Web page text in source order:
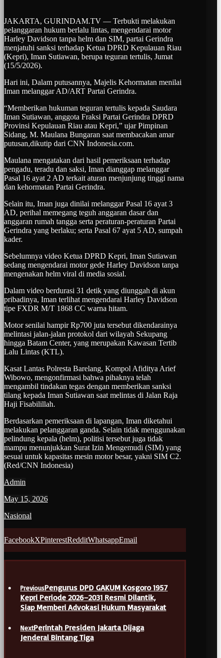
JAKARTA, GURINDAM.TV — Terbukti melakukan
pelanggaran hukum berlalu lintas, mengendarai motor
Harley Davidson tanpa helm dan SIM, partai Gerindra
menjatuhi sanksi terhadap Ketua DPRD Kepulauan Riau
(Kepri), Iman Sutiawan, berupa teguran tertulis, Jumat
(15/5/2026).
Hari ini, Dalam putusannya, Majelis Kehormatan menilai
Iman melanggar AD/ART Partai Gerindra.
“Memberikan hukuman teguran tertulis kepada Saudara
Iman Sutiawan, anggota Fraksi Partai Gerindra DPRD
Provinsi Kepulauan Riau atau Kepri,” ujar Pimpinan
Sidang, M. Maulana Bungaran saat membacakan amar
putusan,dikutip dari CNN Indonesia.com.
Maulana mengatakan dari hasil pemeriksaan terhadap
pengadu, teradu dan saksi, Iman dianggap melanggar
Pasal 16 ayat 2 AD terkait aturan menjunjung tinggi nama
dan kehormatan Partai Gerindra.
Selain itu, Iman juga dinilai melanggar Pasal 16 ayat 3
AD, perihal memegang teguh anggaran dasar dan
anggaran rumah tangga serta peraturan-peraturan Partai
Gerindra yang berlaku; serta Pasal 67 ayat 5 AD, sumpah
kader.
Sebelumnya video Ketua DPRD Kepri, Iman Sutiawan
sedang mengendarai motor gede Harley Davidson tanpa
mengenakan helm viral di media sosial.
Dalam video berdurasi 31 detik yang diunggah di akun
pribadinya, Iman terlihat mengendarai Harley Davidson
tipe FXDR M/T 1868 CC warna hitam.
Motor senilai hampir Rp700 juta tersebut dikendarainya
melintasi jalan-jalan protokol dari wilayah Sekupang
hingga Batam Center, yang merupakan Kawasan Tertib
Lalu Lintas (KTL).
Kasat Lantas Polresta Barelang, Kompol Afiditya Arief
Wibowo, mengonfirmasi bahwa pihaknya telah
mengambil tindakan tegas dengan memberikan sanksi
tilang kepada Iman Sutiawan saat melintas di Jalan Raja
Haji Fisabilillah.
Berdasarkan pemeriksaan di lapangan, Iman diketahui
melakukan pelanggaran ganda. Selain tidak menggunakan
pelindung kepala (helm), politisi tersebut juga tidak
mampu menunjukkan Surat Izin Mengemudi (SIM) yang
sesuai untuk kapasitas mesin motor besar, yakni SIM C2.
(Red/CNN Indonesia)
Admin
May 15, 2026
Nasional
FacebookXPinterestRedditWhatsappEmail
PreviousPengurus DPD GAKUM Kosgoro 1957
Kepri Periode 2026–2031 Resmi Dilantik,
Siap Memberi Advokasi Hukum Masyarakat
NextPerintah Presiden Jakarta Dijaga
Jenderal Bintang Tiga